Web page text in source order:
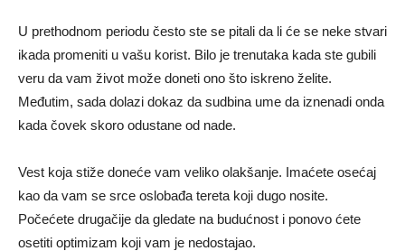
U prethodnom periodu često ste se pitali da li će se neke stvari
ikada promeniti u vašu korist. Bilo je trenutaka kada ste gubili
veru da vam život može doneti ono što iskreno želite.
Međutim, sada dolazi dokaz da sudbina ume da iznenadi onda
kada čovek skoro odustane od nade.
Vest koja stiže doneće vam veliko olakšanje. Imaćete osećaj
kao da vam se srce oslobađa tereta koji dugo nosite.
Počećete drugačije da gledate na budućnost i ponovo ćete
osetiti optimizam koji vam je nedostajao.